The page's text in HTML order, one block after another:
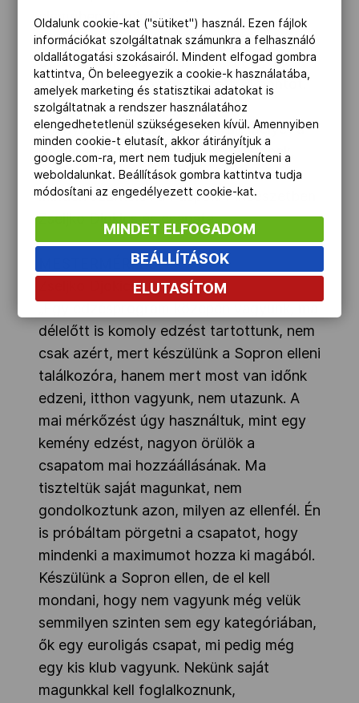
elemében dominálva.
Legeredményesebbje az ifjú center,
Szamosi Amadea 19 pontot ért el, míg a
szerbeknél Jankovic szerzett 14 pontot.
A lányokra szerdán pihenő vár, melyet a
siklósi Thermal Spa fürdőben töltenek,
majd 19 órától szurkolói ankétra vár
minden szurkolót a Püspöki Pincészetben
Zseljko Djokics és csapata.
MESTERMÉRLEG
Zseljko Djokics:
délelőtt is komoly edzést tartottunk, nem
csak azért, mert készülünk a Sopron elleni
találkozóra, hanem mert most van időnk
edzeni, itthon vagyunk, nem utazunk. A
mai mérkőzést úgy használtuk, mint egy
kemény edzést, nagyon örülök a
csapatom mai hozzáállásának. Ma
tiszteltük saját magunkat, nem
gondolkoztunk azon, milyen az ellenfél. Én
is próbáltam pörgetni a csapatot, hogy
mindenki a maximumot hozza ki magából.
Készülünk a Sopron ellen, de el kell
mondani, hogy nem vagyunk még velük
semmilyen szinten sem egy kategóriában,
ők egy euroligás csapat, mi pedig még
egy kis klub vagyunk. Nekünk saját
magunkkal kell foglalkoznunk,
Oldalunk cookie-kat ("sütiket") használ. Ezen fájlok
információkat szolgáltatnak számunkra a felhasználó
oldallátogatási szokásairól. Mindent elfogad gombra
kattintva, Ön beleegyezik a cookie-k használatába,
amelyek marketing és statisztikai adatokat is
szolgáltatnak a rendszer használatához
elengedhetetlenül szükségeseken kívül. Amennyiben
minden cookie-t elutasít, akkor átirányítjuk a
google.com-ra, mert nem tudjuk megjeleníteni a
weboldalunkat. Beállítások gombra kattintva tudja
módosítani az engedélyezett cookie-kat.
MINDET ELFOGADOM
BEÁLLÍTÁSOK
ELUTASÍTOM